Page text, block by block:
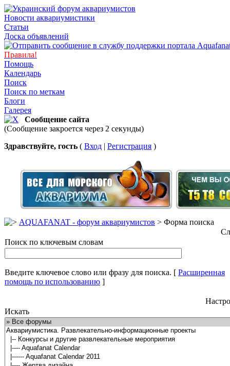
Новости аквариумистики
Статьи
Доска объявлений
Правила!
Помощь
Календарь
Поиск
Поиск по меткам
Блоги
Галерея
Сообщение сайта
(Сообщение закроется через 2 секунды)
Здравствуйте, гость ( Вход | Регистрация )
AQUAFANAT - форум аквариумистов > Форма поиска
Поиск по ключевым словам
Введите ключевое слово или фразу для поиска. [ Расширенная
помощь по использованию ]
Искать